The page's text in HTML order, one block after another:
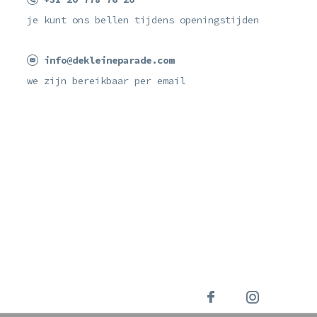
je kunt ons bellen tijdens openingstijden
info@dekleineparade.com
we zijn bereikbaar per email